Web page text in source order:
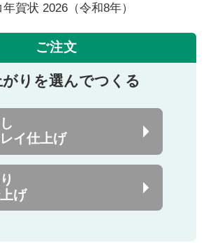
年賀状 2026（令和8年）
ご注文
りを選んでつくる
イ仕上げ
げ